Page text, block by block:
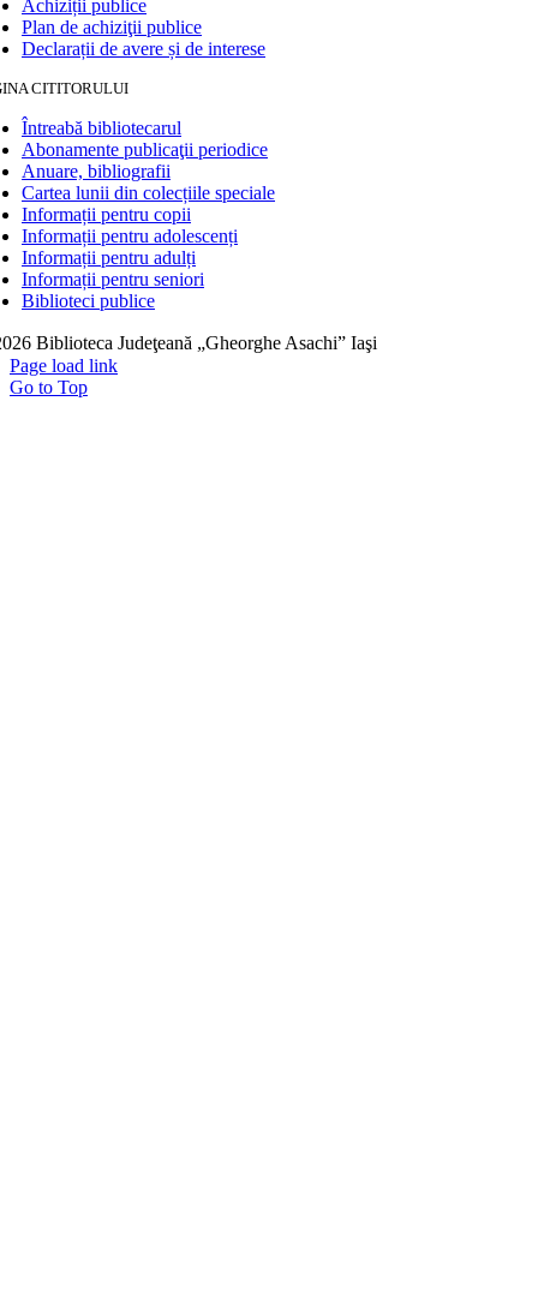
Achiziții publice
Plan de achiziţii publice
Declarații de avere și de interese
CITITORULUI
Întreabă bibliotecarul
Abonamente publicaţii periodice
Anuare, bibliografii
Cartea lunii din colecțiile speciale
Informații pentru copii
Informații pentru adolescenți
Informații pentru adulți
Informații pentru seniori
Biblioteci publice
Biblioteca Judeţeană „Gheorghe Asachi” Iaşi
Page load link
Go to Top